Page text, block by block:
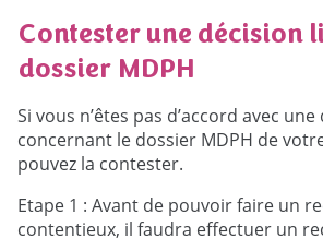
Contester une décision
dossier MDPH
Si vous n’êtes pas d’accord avec
concernant le dossier MDPH de
pouvez la contester.
Etape 1 : Avant de pouvoir faire un
contentieux, il faudra effectuer un